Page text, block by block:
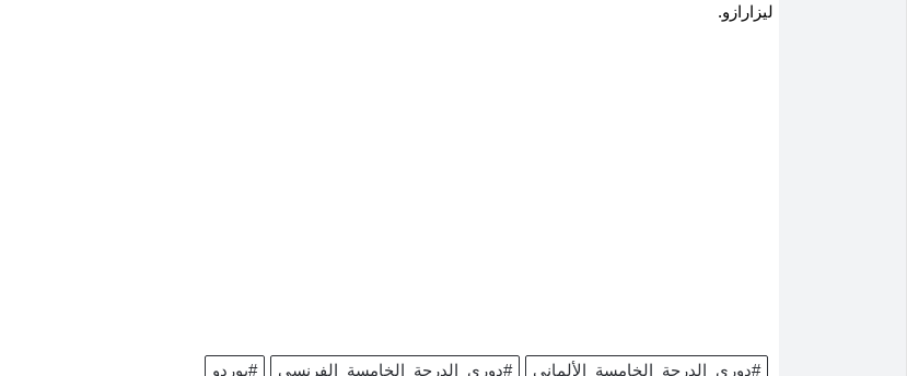
ليزارازو.
#بوردو #دوري_الدرجة_الخامسة_الفرنسي #دوري_الدرجة_الخامسة_الألماني